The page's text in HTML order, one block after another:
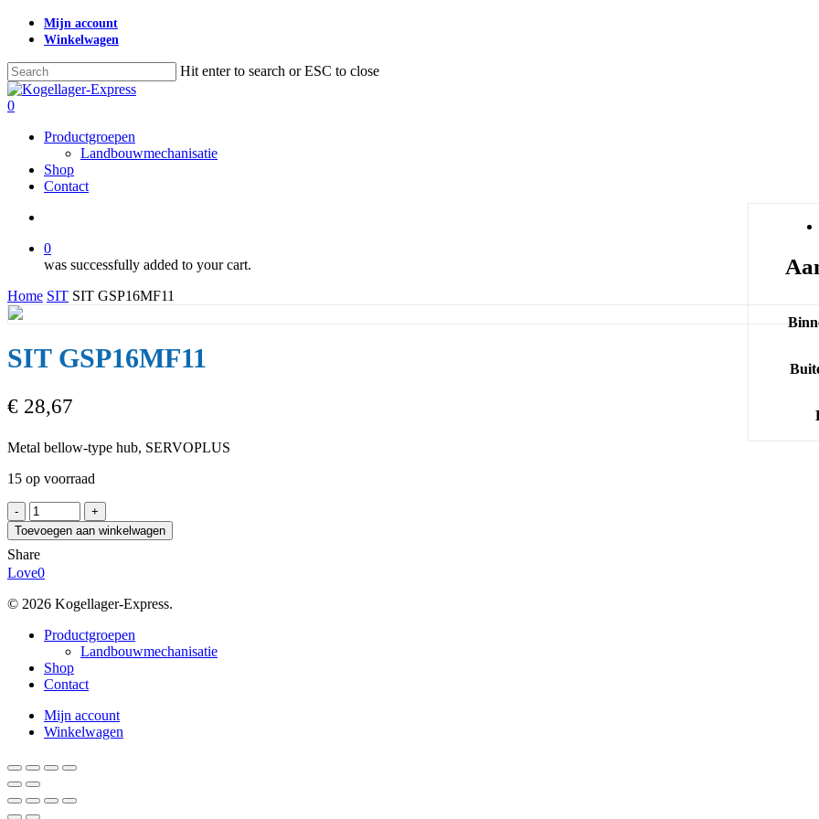
Skip
content
Mijn account
Winkelwagen
Hit enter to search or ESC to close
Close
Search
search
0
Productgroepen
Landbouwmechanisatie
Shop
Contact
0
was successfully added to your cart.
Home SIT SIT GSP16MF11
SIT GSP16MF11
€ 28,67
Metal bellow-type hub, SERVOPLUS
15 op voorraad
SIT
GSP16MF11
aantal
Toevoegen aan winkelwagen
Share
Love0
© 2026 Kogellager-Express.
Close
Productgroepen
Landbouwmechanisatie
Shop
Contact
Mijn account
Winkelwagen